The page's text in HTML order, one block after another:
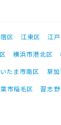
区 江東区 江
横浜市港北区
たま市南区 草
市稲毛区 習志